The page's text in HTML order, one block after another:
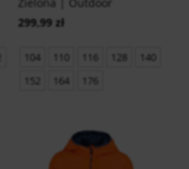
299,99 zł
104 110 116 128
140
152
164 176